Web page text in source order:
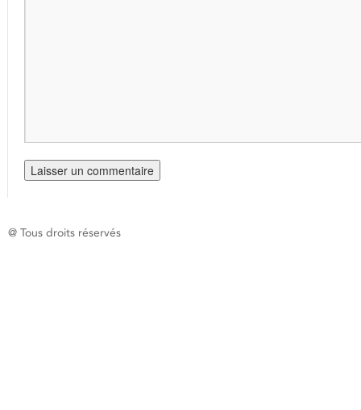
@ Tous droits réservés